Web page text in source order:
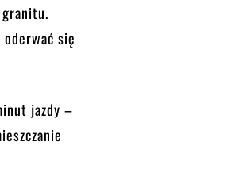
się
jazdy –